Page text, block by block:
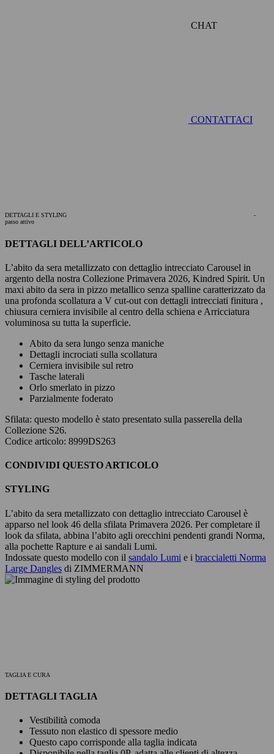
CHAT
CONTATTACI
DETTAGLI E STYLING
-
passo attivo
DETTAGLI DELL’ARTICOLO
L’abito da sera metallizzato con dettaglio intrecciato Carousel in
argento della nostra Collezione Primavera 2026, Kindred Spirit. Un
maxi abito da sera in pizzo metallico senza spalline caratterizzato da
una profonda scollatura a V cut-out con dettagli intrecciati finitura ,
chiusura cerniera invisibile al centro della schiena e Arricciatura
voluminosa su tutta la superficie.
Abito da sera lungo senza maniche
Dettagli incrociati sulla scollatura
Cerniera invisibile sul retro
Tasche laterali
Orlo smerlato in pizzo
Parzialmente foderato
Sfilata: questo modello è stato presentato sulla passerella della
Collezione S26.
Codice articolo: 8999DS263
CONDIVIDI QUESTO ARTICOLO
STYLING
L’abito da sera metallizzato con dettaglio intrecciato Carousel è
apparso nel look 46 della sfilata Primavera 2026. Per completare il
look da sfilata, abbina l’abito agli orecchini pendenti grandi Norma,
alla pochette Rapture e ai sandali Lumi.
Indossate questo modello con il sandalo Lumi e i braccialetti Norma
Large Dangles di ZIMMERMANN
TAGLIA E CURA
DETTAGLI TAGLIA
Vestibilità comoda
Tessuto non elastico di spessore medio
Questo capo corrisponde alla taglia indicata